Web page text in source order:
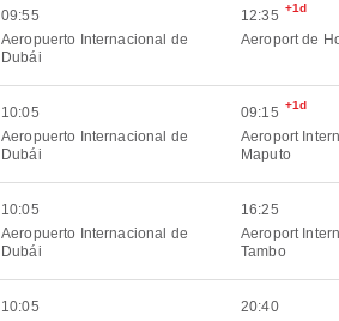
09:55
Aeropuerto Internacional de
Dubái
12:35 +1d
Aeroport de
10:05
Aeropuerto Internacional de
Dubái
09:15 +1d
Aeroport
Maputo
10:05
Aeropuerto Internacional de
Dubái
16:25
Aeroport
Tambo
10:05
20:40